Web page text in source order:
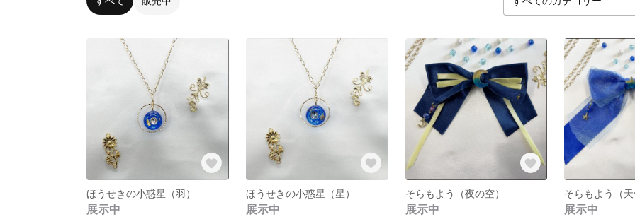
ほうせきの小惑星（羽）
展示中
ほうせきの小惑星（星）
展示中
そらもよう（夜の空）
展示中
そらもよう（
展示中